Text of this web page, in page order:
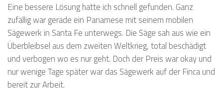
Eine bessere Lösung hatte ich schnell gefunden. Ganz
zufällig war gerade ein Panamese mit seinem mobilen
Sägewerk in Santa Fe unterwegs. Die Säge sah aus wie ein
Überbleibsel aus dem zweiten Weltkrieg, total beschädigt
und verbogen wo es nur geht. Doch der Preis war okay und
nur wenige Tage später war das Sägewerk auf der Finca und
bereit zur Arbeit.